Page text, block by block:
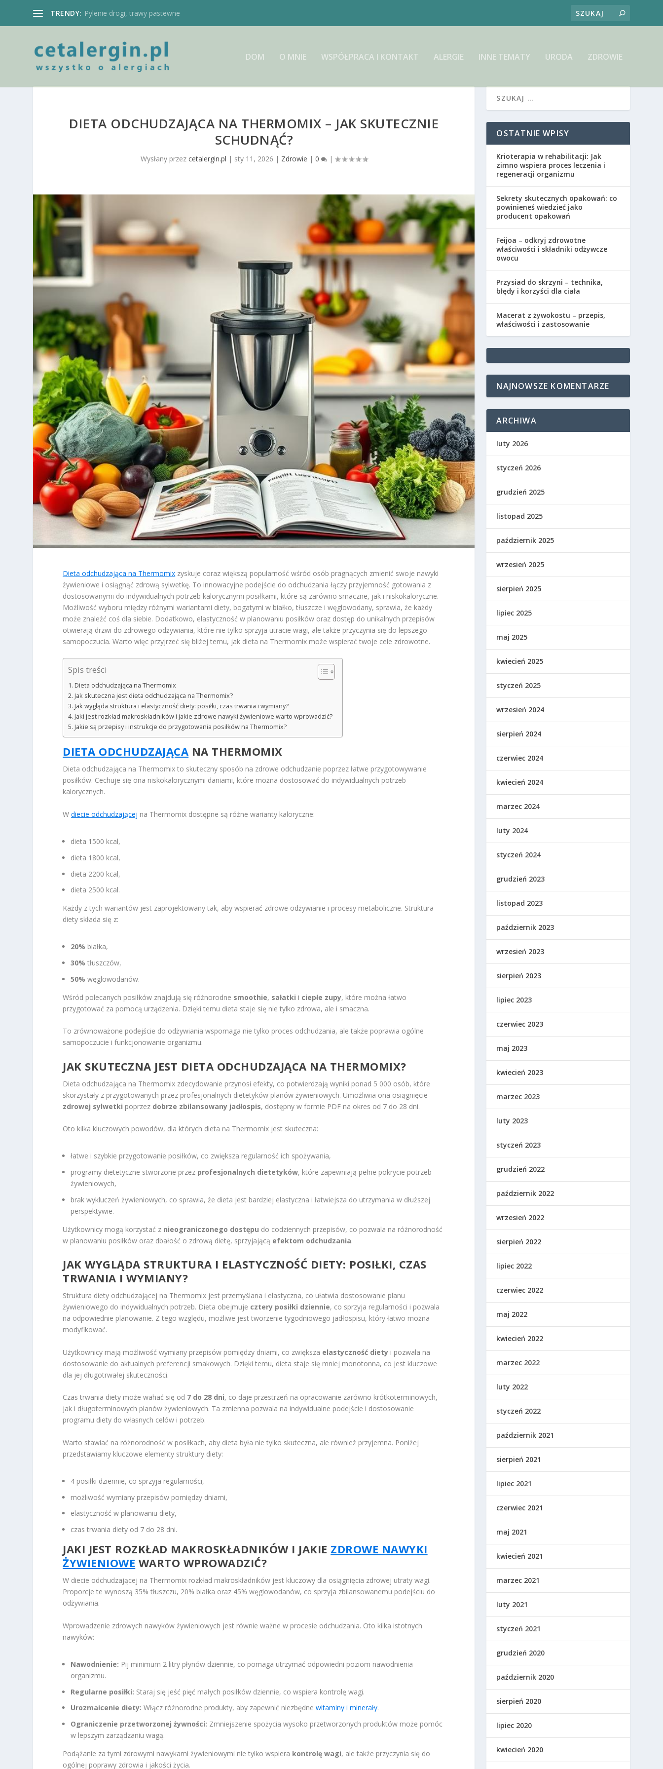
TRENDY: Pylenie drogi, trawy pastewne
DOM O MNIE WSPÓŁPRACA I KONTAKT ALERGIE INNE TEMATY URODA ZDROWIE
DIETA ODCHUDZAJĄCA NA THERMOMIX – JAK SKUTECZNIE
SCHUDNĄĆ?
Wysłany przez cetalergin.pl | sty 11, 2026 | Zdrowie | 0 |
Dieta odchudzająca na Thermomix zyskuje coraz większą popularność wśród osób pragnących zmienić swoje nawyki
żywieniowe i osiągnąć zdrową sylwetkę. To innowacyjne podejście do odchudzania łączy przyjemność gotowania z
dostosowanymi do indywidualnych potrzeb kalorycznymi posiłkami, które są zarówno smaczne, jak i niskokaloryczne.
Możliwość wyboru między różnymi wariantami diety, bogatymi w białko, tłuszcze i węglowodany, sprawia, że każdy
może znaleźć coś dla siebie. Dodatkowo, elastyczność w planowaniu posiłków oraz dostęp do unikalnych przepisów
otwierają drzwi do zdrowego odżywiania, które nie tylko sprzyja utracie wagi, ale także przyczynia się do lepszego
samopoczucia. Warto więc przyjrzeć się bliżej temu, jak dieta na Thermomix może wspierać twoje cele zdrowotne.
Spis treści
Dieta odchudzająca na Thermomix
Jak skuteczna jest dieta odchudzająca na Thermomix?
Jak wygląda struktura i elastyczność diety: posiłki, czas trwania i wymiany?
Jaki jest rozkład makroskładników i jakie zdrowe nawyki żywieniowe warto wprowadzić?
Jakie są przepisy i instrukcje do przygotowania posiłków na Thermomix?
DIETA ODCHUDZAJĄCA NA THERMOMIX
Dieta odchudzająca na Thermomix to skuteczny sposób na zdrowe odchudzanie poprzez łatwe przygotowywanie
posiłków. Cechuje się ona niskokalorycznymi daniami, które można dostosować do indywidualnych potrzeb
kalorycznych.
Wdiecie odchudzającej na Thermomix dostępne są różne warianty kaloryczne:
dieta 1500 kcal,
dieta 1800 kcal,
dieta 2200 kcal,
dieta 2500 kcal.
Każdy z tych wariantów jest zaprojektowany tak, aby wspierać zdrowe odżywianie i procesy metaboliczne. Struktura
diety składa się z:
20% białka,
30% tłuszczów,
50% węglowodanów.
Wśród polecanych posiłków znajdują się różnorodne smoothie, sałatki i ciepłe zupy, które można łatwo
przygotować za pomocą urządzenia. Dzięki temu dieta staje się nie tylko zdrowa, ale i smaczna.
To zrównoważone podejście do odżywiania wspomaga nie tylko proces odchudzania, ale także poprawia ogólne
samopoczucie i funkcjonowanie organizmu.
JAK SKUTECZNA JEST DIETA ODCHUDZAJĄCA NA THERMOMIX?
Dieta odchudzająca na Thermomix zdecydowanie przynosi efekty, co potwierdzają wyniki ponad 5 000 osób, które
skorzystały z przygotowanych przez profesjonalnych dietetyków planów żywieniowych. Umożliwia ona osiągnięcie
zdrowej sylwetki poprzez dobrze zbilansowany jadłospis, dostępny w formie PDF na okres od 7 do 28 dni.
Oto kilka kluczowych powodów, dla których dieta na Thermomix jest skuteczna:
łatwe i szybkie przygotowanie posiłków, co zwiększa regularność ich spożywania,
programy dietetyczne stworzone przez profesjonalnych dietetyków, które zapewniają pełne pokrycie potrzeb
żywieniowych,
brak wykluczeń żywieniowych, co sprawia, że dieta jest bardziej elastyczna i łatwiejsza do utrzymania w dłuższej
perspektywie.
Użytkownicy mogą korzystać z nieograniczonego dostępu do codziennych przepisów, co pozwala na różnorodność
w planowaniu posiłków oraz dbałość o zdrową dietę, sprzyjającą efektom odchudzania.
JAK WYGLĄDA STRUKTURA I ELASTYCZNOŚĆ DIETY: POSIŁKI, CZAS
TRWANIA I WYMIANY?
Struktura diety odchudzającej na Thermomix jest przemyślana i elastyczna, co ułatwia dostosowanie planu
żywieniowego do indywidualnych potrzeb. Dieta obejmuje cztery posiłki dziennie, co sprzyja regularności i pozwala
na odpowiednie planowanie. Z tego względu, możliwe jest tworzenie tygodniowego jadłospisu, który łatwo można
modyfikować.
Użytkownicy mają możliwość wymiany przepisów pomiędzy dniami, co zwiększa elastyczność diety i pozwala na
dostosowanie do aktualnych preferencji smakowych. Dzięki temu, dieta staje się mniej monotonna, co jest kluczowe
dla jej długotrwałej skuteczności.
Czas trwania diety może wahać się od 7 do 28 dni, co daje przestrzeń na opracowanie zarówno krótkoterminowych,
jak i długoterminowych planów żywieniowych. Ta zmienna pozwala na indywidualne podejście i dostosowanie
programu diety do własnych celów i potrzeb.
Warto stawiać na różnorodność w posiłkach, aby dieta była nie tylko skuteczna, ale również przyjemna. Poniżej
przedstawiamy kluczowe elementy struktury diety:
4 posiłki dziennie, co sprzyja regularności,
możliwość wymiany przepisów pomiędzy dniami,
elastyczność w planowaniu diety,
czas trwania diety od 7 do 28 dni.
JAKI JEST ROZKŁAD MAKROSKŁADNIKÓW I JAKIE ZDROWE NAWYKI
ŻYWIENIOWE WARTO WPROWADZIĆ?
W diecie odchudzającej na Thermomix rozkład makroskładników jest kluczowy dla osiągnięcia zdrowej utraty wagi.
Proporcje te wynoszą 35% tłuszczu, 20% białka oraz 45% węglowodanów, co sprzyja zbilansowanemu podejściu do
odżywiania.
Wprowadzenie zdrowych nawyków żywieniowych jest równie ważne w procesie odchudzania. Oto kilka istotnych
nawyków:
Nawodnienie: Pij minimum 2 litry płynów dziennie, co pomaga utrzymać odpowiedni poziom nawodnienia
organizmu.
Regularne posiłki: Staraj się jeść pięć małych posiłków dziennie, co wspiera kontrolę wagi.
Urozmaicenie diety: Włącz różnorodne produkty, aby zapewnić niezbędnewitaminy i minerały.
Ograniczenie przetworzonej żywności: Zmniejszenie spożycia wysoko przetworzonych produktów może pomóc
w lepszym zarządzaniu wagą.
Podążanie za tymi zdrowymi nawykami żywieniowymi nie tylko wspiera kontrolę wagi, ale także przyczynia się do
ogólnej poprawy zdrowia i jakości życia.
OSTATNIE WPISY
Krioterapia w rehabilitacji: Jak
zimno wspiera proces leczenia i
regeneracji organizmu
Sekrety skutecznych opakowań: co
powinieneś wiedzieć jako
producent opakowań
Feijoa – odkryj zdrowotne
właściwości i składniki odżywcze
owocu
Przysiad do skrzyni – technika,
błędy i korzyści dla ciała
Macerat z żywokostu – przepis,
właściwości i zastosowanie
NAJNOWSZE KOMENTARZE
ARCHIWA
luty 2026
styczeń 2026
grudzień 2025
listopad 2025
październik 2025
wrzesień 2025
sierpień 2025
lipiec 2025
maj 2025
kwiecień 2025
styczeń 2025
wrzesień 2024
sierpień 2024
czerwiec 2024
kwiecień 2024
marzec 2024
luty 2024
styczeń 2024
grudzień 2023
listopad 2023
październik 2023
wrzesień 2023
sierpień 2023
lipiec 2023
czerwiec 2023
maj 2023
kwiecień 2023
marzec 2023
luty 2023
styczeń 2023
grudzień 2022
październik 2022
wrzesień 2022
sierpień 2022
lipiec 2022
czerwiec 2022
maj 2022
kwiecień 2022
marzec 2022
luty 2022
styczeń 2022
październik 2021
sierpień 2021
lipiec 2021
czerwiec 2021
maj 2021
kwiecień 2021
marzec 2021
luty 2021
styczeń 2021
grudzień 2020
październik 2020
sierpień 2020
lipiec 2020
kwiecień 2020